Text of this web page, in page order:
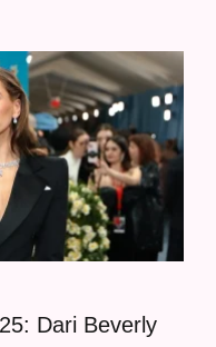
Dari Beverly